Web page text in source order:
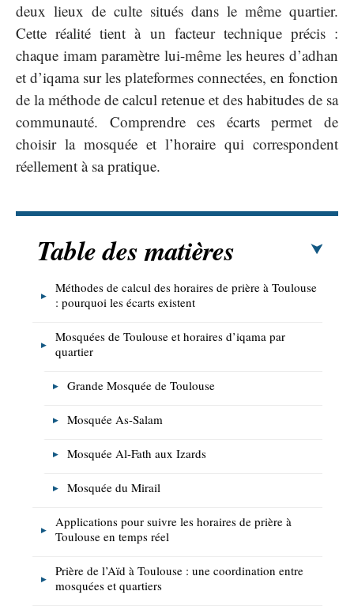
deux lieux de culte situés dans le même quartier.
Cette réalité tient à un facteur technique précis :
chaque imam paramètre lui-même les heures d’adhan
et d’iqama sur les plateformes connectées, en fonction
de la méthode de calcul retenue et des habitudes de sa
communauté. Comprendre ces écarts permet de
choisir la mosquée et l’horaire qui correspondent
réellement à sa pratique.
Table des matières
Méthodes de calcul des horaires de prière à Toulouse
: pourquoi les écarts existent
Mosquées de Toulouse et horaires d’iqama par
quartier
Grande Mosquée de Toulouse
Mosquée As-Salam
Mosquée Al-Fath aux Izards
Mosquée du Mirail
Applications pour suivre les horaires de prière à
Toulouse en temps réel
Prière de l’Aïd à Toulouse : une coordination entre
mosquées et quartiers